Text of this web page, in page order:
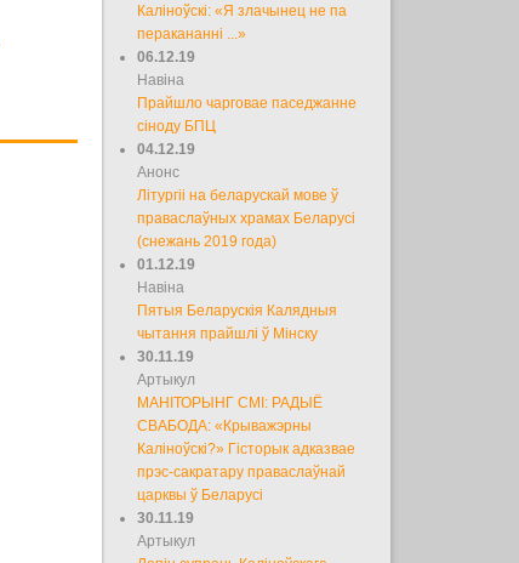
Каліноўскі: «Я злачынец не па
перакананні ...»
06.12.19
Навіна
Прайшло чарговае паседжанне
сіноду БПЦ
04.12.19
Анонс
Літургіі на беларускай мове ў
праваслаўных храмах Беларусі
(снежань 2019 года)
01.12.19
Навіна
Пятыя Беларускія Калядныя
чытання прайшлі ў Мінску
30.11.19
Артыкул
МАНІТОРЫНГ СМІ: РАДЫЁ
СВАБОДА: «Крыважэрны
Каліноўскі?» Гісторык адказвае
прэс-сакратару праваслаўнай
царквы ў Беларусі
30.11.19
Артыкул